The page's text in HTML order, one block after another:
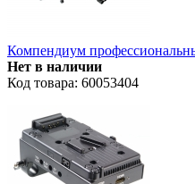
Компендиум
Нет в наличии
Код товара: 60053404